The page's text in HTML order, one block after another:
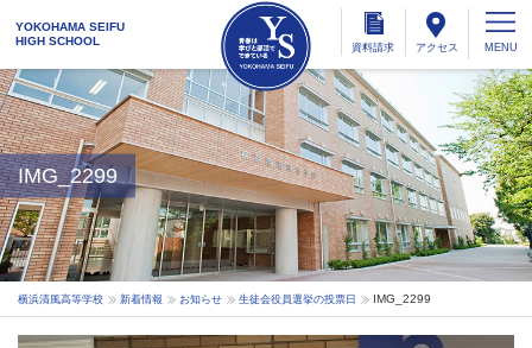
YOKOHAMA SEIFU
HIGH SCHOOL
資料請求 アクセス
IMG_2299
横浜清風高等学校 新着情報 お知らせ 生徒会役員選挙の投票日 IMG_2299